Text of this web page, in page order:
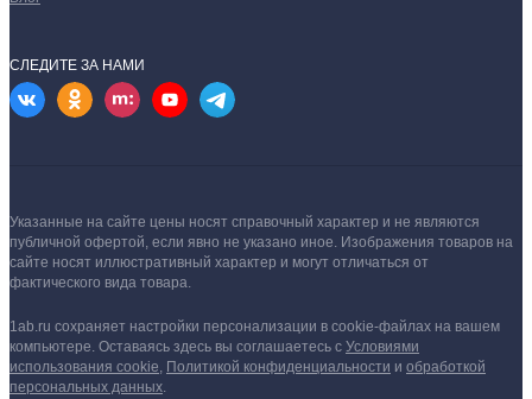
СЛЕДИТЕ ЗА НАМИ
Указанные на сайте цены носят справочный характер и не являются
публичной офертой, если явно не указано иное. Изображения товаров на
сайте носят иллюстративный характер и могут отличаться от
фактического вида товара.
1ab.ru сохраняет настройки персонализации в cookie‑файлах на вашем
компьютере. Оставаясь здесь вы соглашаетесь с Условиями
использования cookie Политикой конфиденциальности и обработкой
персональных данных